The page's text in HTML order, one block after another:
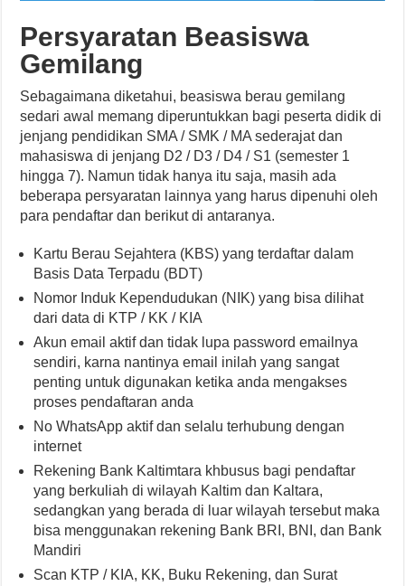
Persyaratan Beasiswa
Gemilang
Sebagaimana diketahui, beasiswa berau gemilang
sedari awal memang diperuntukkan bagi peserta didik di
jenjang pendidikan SMA / SMK / MA sederajat dan
mahasiswa di jenjang D2 / D3 / D4 / S1 (semester 1
hingga 7). Namun tidak hanya itu saja, masih ada
beberapa persyaratan lainnya yang harus dipenuhi oleh
para pendaftar dan berikut di antaranya.
Kartu Berau Sejahtera (KBS) yang terdaftar dalam
Basis Data Terpadu (BDT)
Nomor Induk Kependudukan (NIK) yang bisa dilihat
dari data di KTP / KK / KIA
Akun email aktif dan tidak lupa password emailnya
sendiri, karna nantinya email inilah yang sangat
penting untuk digunakan ketika anda mengakses
proses pendaftaran anda
No WhatsApp aktif dan selalu terhubung dengan
internet
Rekening Bank Kaltimtara khbusus bagi pendaftar
yang berkuliah di wilayah Kaltim dan Kaltara,
sedangkan yang berada di luar wilayah tersebut maka
bisa menggunakan rekening Bank BRI, BNI, dan Bank
Mandiri
Scan KTP / KIA, KK, Buku Rekening, dan Surat